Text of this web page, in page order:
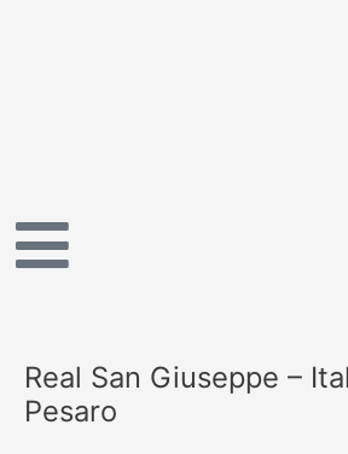
Real San Giuseppe –
Pesaro